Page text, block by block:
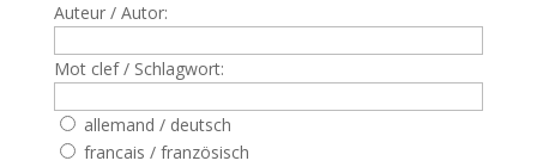
Auteur / Autor:
Mot clef / Schlagwort:
allemand / deutsch
francais / französisch